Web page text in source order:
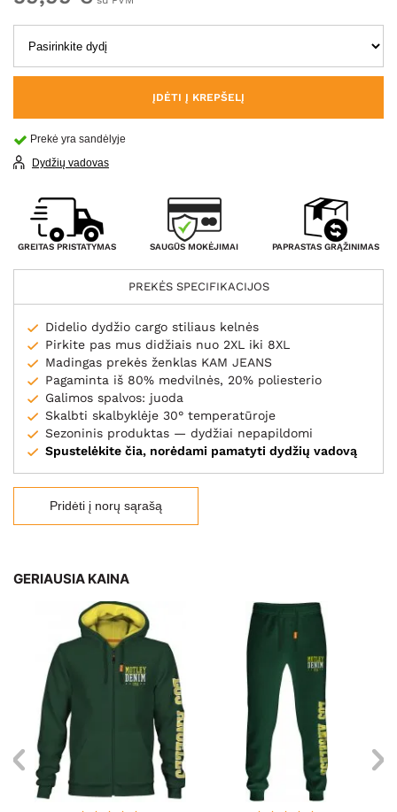
ĮDĖTI Į KREPŠELĮ
Prekė yra sandėlyje
Dydžių vadovas
GREITAS PRISTATYMAS SAUGŪS MOKĖJIMAI PAPRASTAS GRĄŽINIMAS
PREKĖS SPECIFIKACIJOS
Didelio dydžio cargo stiliaus kelnės
Pirkite pas mus didžiais nuo 2XL iki 8XL
Madingas prekės ženklas KAM JEANS
Pagaminta iš 80% medvilnės, 20% poliesterio
Galimos spalvos: juoda
Skalbti skalbyklėje 30° temperatūroje
Sezoninis produktas — dydžiai nepapildomi
Spustelėkite čia, norėdami pamatyti dydžių vadovą
Pridėti į norų sąrašą
GERIAUSIA KAINA